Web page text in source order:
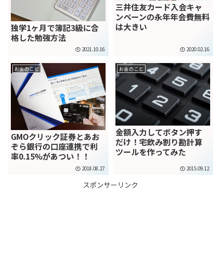
独学1ヶ月で簿記3級に合
格した勉強方法
2021.10.16
三井住友カード入会キャ
ンペーンの永年年会費無料
は大きい
2020.02.16
お金のこと
GMOクリック証券とあお
ぞら銀行の口座連携で利
率0.15%があつい！！
2018.08.27
お金のこと
金額入力してボタン押す
だけ！宅飲み割り勘計算
ツールを作ってみた
2015.09.12
スポンサーリンク